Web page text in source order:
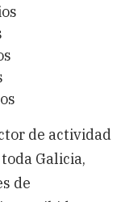
de actividad
Galicia,
de